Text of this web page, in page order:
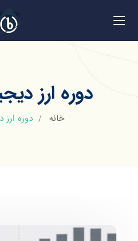
دوره ارز
خانه دوره